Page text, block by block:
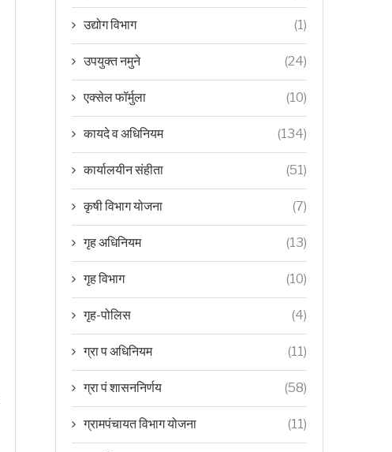
उद्योग विभाग (1)
उपयुक्त नमुने (24)
एक्सेल फॉर्मुला (10)
कायदे व अधिनियम (134)
कार्यालयीन संहीता (51)
कृषी विभाग योजना (7)
गृह अधिनियम (13)
गृह विभाग (10)
गृह-पोलिस (4)
ग्रा प अधिनियम (11)
ग्रा पं शासननिर्णय (58)
ग्रामपंचायत विभाग योजना (11)